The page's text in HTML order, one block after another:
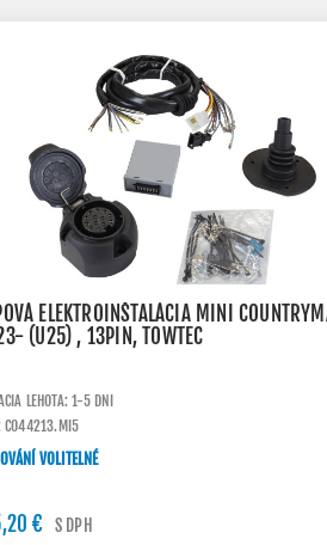
ELEKTROINŠTALÁCIA MINI
(U25) , 13PIN, TOWTEC
LEHOTA: 1-5 DNI
C044213.MI5
VOLITELNÉ
€ S DPH